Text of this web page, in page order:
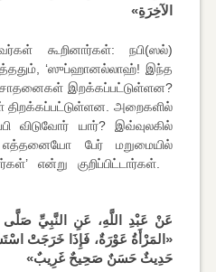
الآخِرَةِ»
கூறினார்கள்: நபி(ஸல்)
‘ஸுப்ஹானல்லாஹ்! இந்த
இறக்கப்பட்டுள்ளன?
அறைகளில்
யார்? இவ்வுலகில்
பேர் மறுமையில்
என்று குறிப்பிட்டார்கள்.
عَنْ عَبْدِ اللَّهِ، عَنِ النَّبِيِّ صَلَّى
«المَرْأَةُ عَوْرَةٌ، فَإِذَا خَرَجَتْ
حَدِيثٌ حَسَنٌ صَحِيحٌ غَرِيبٌ»